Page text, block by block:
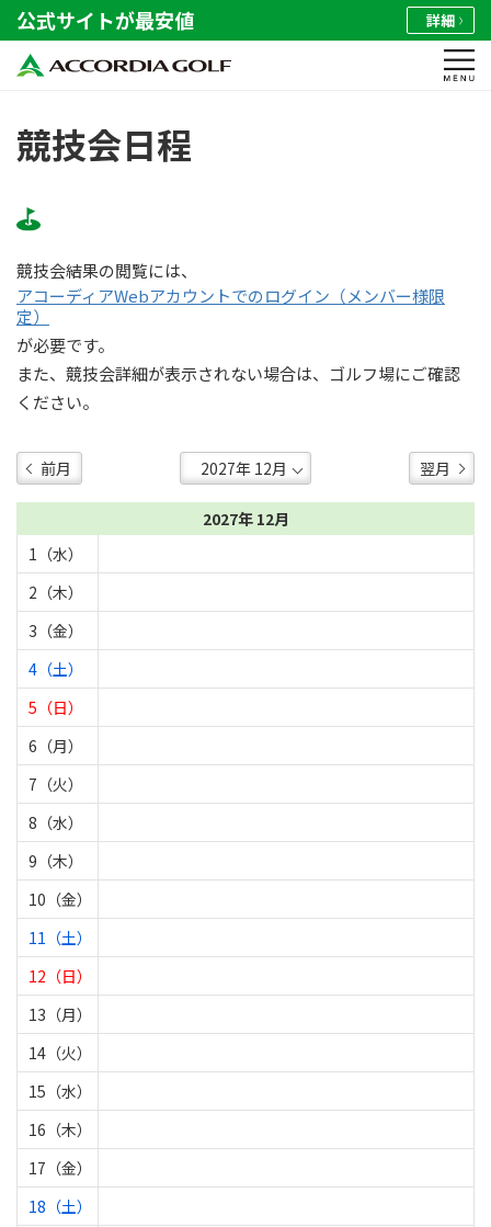
公式サイトが最安値 詳細
競技会日程
競技会結果の閲覧には、
アコーディアWebアカウントでのログイン（メンバー様限
定）
が必要です。
また、競技会詳細が表示されない場合は、ゴルフ場にご確認
ください。
前月 翌月
2027年 12月
1（水）
2（木）
3（金）
4（土）
5（日）
6（月）
7（火）
8（水）
9（木）
10（金）
11（土）
12（日）
13（月）
14（火）
15（水）
16（木）
17（金）
18（土）